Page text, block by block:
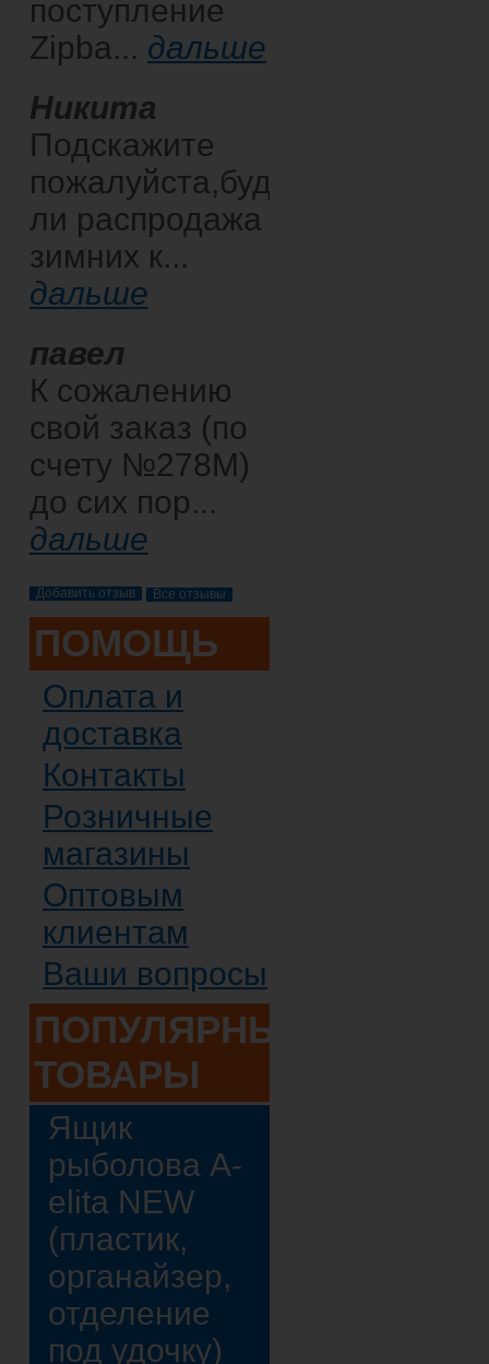
поступление
Zipba... дальше
Никита
Подскажите
пожалуйста,будет
ли распродажа
зимних к...
дальше
павел
К сожалению
свой заказ (по
счету №278М)
до сих пор...
дальше
Все отзывы
ПОМОЩЬ
Оплата и
доставка
Контакты
Розничные
магазины
Оптовым
клиентам
Ваши вопросы
ПОПУЛЯРНЫЕ
ТОВАРЫ
Ящик
рыболова A-
elita NEW
(пластик,
органайзер,
отделение
под удочку)